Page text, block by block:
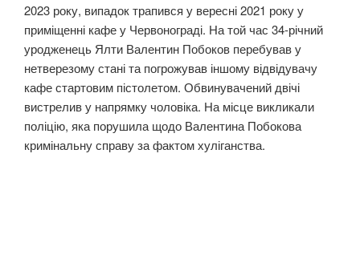
2023 року, випадок трапився у вересні 2021 року у
приміщенні кафе у Червонограді. На той час 34-річний
уродженець Ялти Валентин Побоков перебував у
нетверезому стані та погрожував іншому відвідувачу
кафе стартовим пістолетом. Обвинувачений двічі
вистрелив у напрямку чоловіка. На місце викликали
поліцію, яка порушила щодо Валентина Побокова
кримінальну справу за фактом хуліганства.